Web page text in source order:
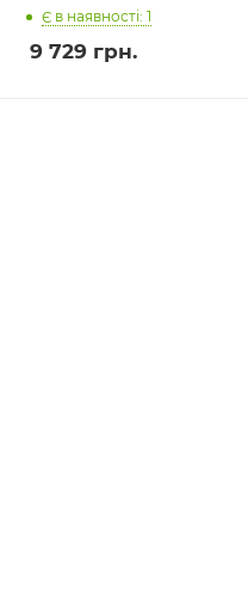
Є в наявності: 1
9 729 грн.